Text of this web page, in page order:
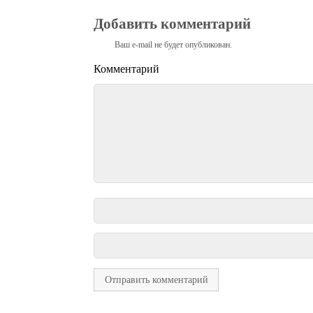
Добавить комментарий
Ваш e-mail не будет опубликован.
Комментарий